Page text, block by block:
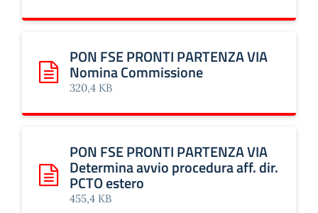
Scarica: PON FSE PRONTI PARTENZA VIA Nomina
PON FSE PRONTI PARTENZA VIA
Nomina Commissione
320,4 KB
Scarica: PON FSE PRONTI PARTENZA VIA Determina
PON FSE PRONTI PARTENZA VIA
Determina avvio procedura aff. dir.
PCTO estero
455,4 KB